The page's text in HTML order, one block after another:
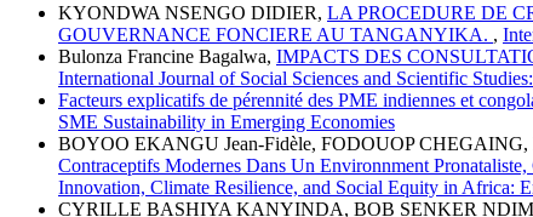
KYONDWA NSENGO DIDIER, LA PROCEDURE DE
GOUVERNANCE FONCIERE AU TANGANYIKA. ,
Bulonza Francine Bagalwa, IMPACTS DES
International Journal of Social Sciences and Scientific
Facteurs explicatifs de pérennité des PME indiennes et
SME Sustainability in Emerging Economies
BOYOO EKANGU Jean-Fidèle, FODOUOP
Contraceptifs Modernes Dans Un Environnment
Innovation, Climate Resilience, and Social Equity in Africa:
CYRILLE BASHIYA KANYINDA, BOB SENKER